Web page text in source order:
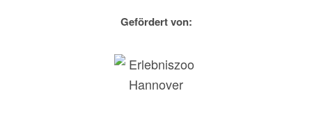
Gefördert von: